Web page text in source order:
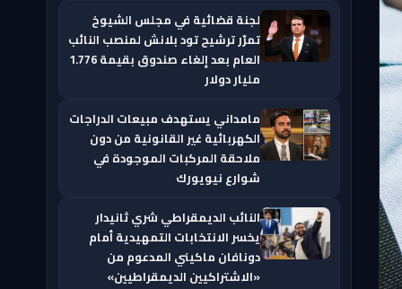
لجنة قضائية في مجلس الشيوخ
تمرّر ترشيح تود بلانش لمنصب النائب
العام بعد إلغاء صندوق بقيمة 1.776
مليار دولار
مامداني يستهدف مبيعات الدراجات
الكهربائية غير القانونية من دون
ملاحقة المركبات الموجودة في
شوارع نيويورك
النائب الديمقراطي شري ثانيدار
يخسر الانتخابات التمهيدية أمام
دونافان ماكيني المدعوم من
«الاشتراكيين الديمقراطيين»